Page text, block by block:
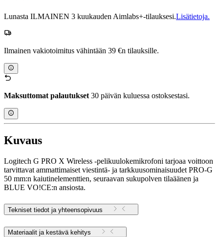
Lunasta ILMAINEN 3 kuukauden Aimlabs+-tilauksesi.Lisätietoja.
Ilmainen vakiotoimitus vähintään 39 €n tilauksille.
Maksuttomat palautukset30 päivän kuluessa ostoksestasi.
Kuvaus
Logitech G PRO X Wireless -pelikuulokemikrofoni tarjoaa voittoon
tarvittavat ammattimaiset viestintä- ja tarkkuusominaisuudet PRO-G
50 mm:n kaiutinelementtien, seuraavan sukupolven tilaäänen ja
BLUE VO!CE:n ansiosta.
Tekniset tiedot ja yhteensopivuus
Materiaalit ja kestävä kehitys